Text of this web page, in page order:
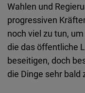
Wahlen und
progressiven
noch viel zu tun,
die das öffentliche
beseitigen, doch
die Dinge sehr
Typeform
Embed